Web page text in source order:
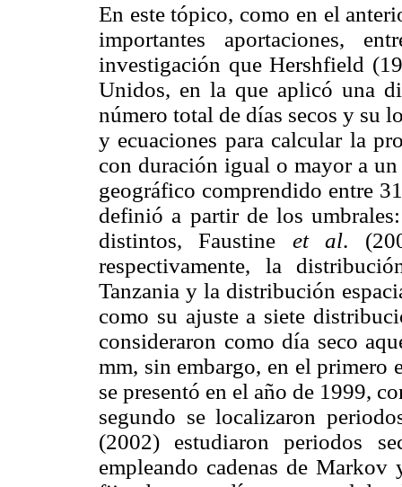
En este tópico, como en el
importantes aportaciones,
investigación que Hershfield
Unidos, en la que aplicó una
número total de días secos y su
y ecuaciones para calcular la
con duración igual o mayor a
geográfico comprendido entre
definió a partir de los
distintos, Faustine et al.
respectivamente, la
Tanzania y la distribución
como su ajuste a siete
consideraron como día seco
mm, sin embargo, en el primero
se presentó en el año de 1999,
segundo se localizaron
(2002) estudiaron periodos
empleando cadenas de